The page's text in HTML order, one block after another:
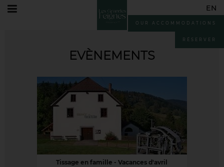
OUR ACCOMMODATIONS
RÉSERVER
EN
FR
EN
EVÈNEMENTS
Tissage en famille - Vacances d'avril